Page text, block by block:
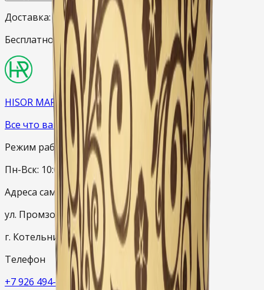
Доставка:от 2 часов
Бесплатно: при заказе от 2000 ₽
HISOR MARKET
Все что вам нужно
Режим работы
Пн-Вск: 10:00–20:00
Адреса самовывоза
ул. Промзона Силикат, с19
г. Котельники, Московская область
Телефон
+7 926 494-89-88